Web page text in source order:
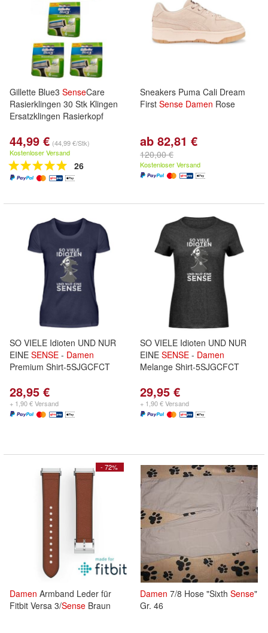
Gillette Blue3 SenseCare
Rasierklingen 30 Stk Klingen
Ersatzklingen Rasierkopf
44,99 € (44,99 €/Stk)
Kostenloser Versand
26
Sneakers Puma Cali Dream
First Sense Damen Rose
ab 82,81 €
120,00 €
Kostenloser Versand
SO VIELE Idioten UND NUR
EINE SENSE - Damen
Premium Shirt-5SJGCFCT
28,95 €
+ 1,90 € Versand
SO VIELE Idioten UND NUR
EINE SENSE - Damen
Melange Shirt-5SJGCFCT
29,95 €
+ 1,90 € Versand
- 72%
Damen Armband Leder für
Fitbit Versa 3/Sense Braun
Damen 7/8 Hose "Sixth Sense"
Gr. 46